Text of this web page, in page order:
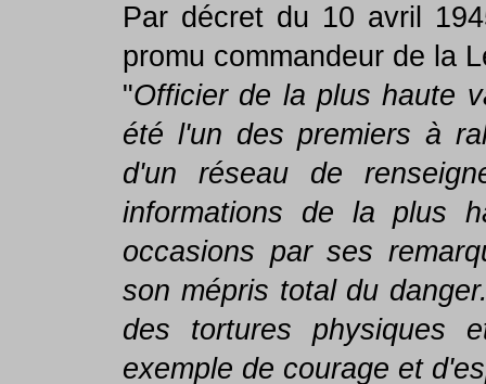
Par décret du 10 avril
promu commandeur de la
"Officier de la plus haute
été l'un des premiers à
d'un réseau de
informations de la plus
occasions par ses
son mépris total du
des tortures physiques
exemple de courage et